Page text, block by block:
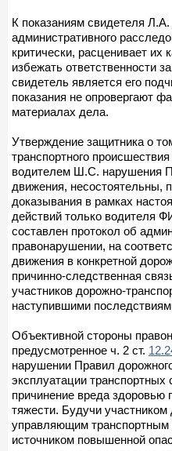
К показаниям свидетеля
административного
критически, расценивает
избежать ответственности
свидетель является его
показания не опровергают
материалах дела.
Утверждение защитника о
транспортного
водителем Ш.С. нарушения
движения, несостоятельны,
доказывания в рамках
действий только водителя
составлен протокол об
правонарушении, на
движения в конкретной
причинно-следственная
участников дорожно-
наступившими
Объективной стороны
предусмотренное ч. 2 ст.
нарушении Правил
эксплуатации
причинение вреда здоровью
тяжести. Будучи
управляющим
источником повышенной